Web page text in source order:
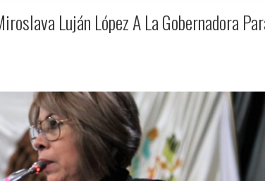
Luján López A La Gobernadora